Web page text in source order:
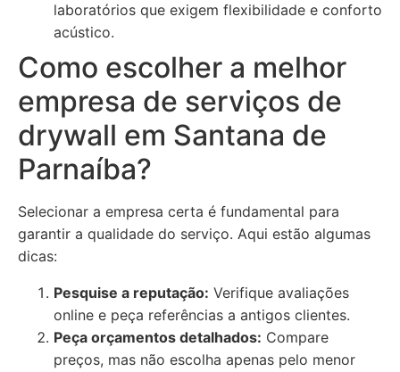
laboratórios que exigem flexibilidade e conforto
acústico.
Como escolher a melhor
empresa de serviços de
drywall em Santana de
Parnaíba?
Selecionar a empresa certa é fundamental para
garantir a qualidade do serviço. Aqui estão algumas
dicas:
Pesquise a reputação: Verifique avaliações
online e peça referências a antigos clientes.
Peça orçamentos detalhados: Compare
preços, mas não escolha apenas pelo menor